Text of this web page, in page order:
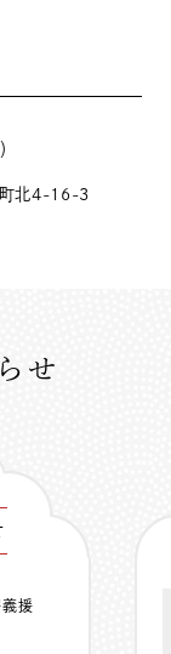
北4-16-3
せ
援